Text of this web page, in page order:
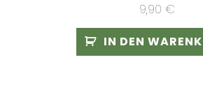
9,90 €
IN DEN